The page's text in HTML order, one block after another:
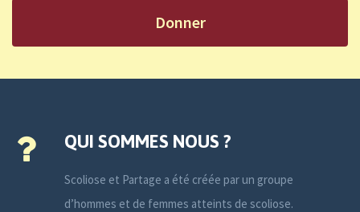
Donner
QUI SOMMES NOUS ?
Scoliose et Partage a été créée par un groupe
d’hommes et de femmes atteints de scoliose.